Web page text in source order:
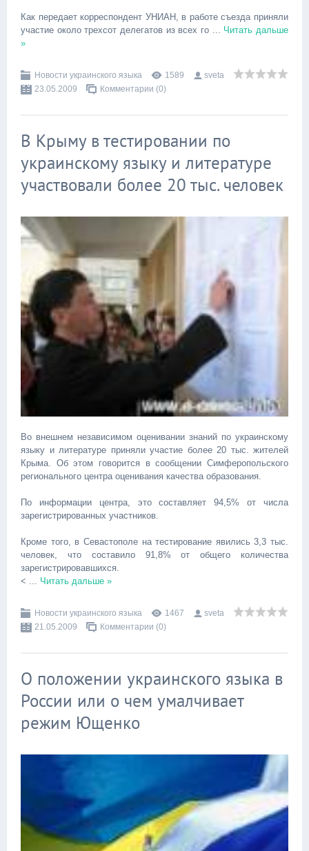
Как передает корреспондент УНИАН, в работе съезда приняли
участие около трехсот делегатов из всех го
Читать дальше
»
Новости украинского языка 1589
sveta
23.05.2009
Комментарии (0)
В Крыму в тестировании по
украинскому языку и литературе
участвовали более 20 тыс. человек
Во внешнем независимом оценивании знаний по украинскому
языку и литературе приняли участие более 20 тыс. жителей
Крыма. Об этом говорится в сообщении Симферопольского
регионального центра оценивания качества образования.
По информации центра, это составляет 94,5% от числа
зарегистрированных участников.
Кроме того, в Севастополе на тестирование явились 3,3 тыс.
человек, что составило 91,8% от общего количества
зарегистрировавшихся.
<
Читать дальше »
Новости украинского языка 1467
sveta
21.05.2009
Комментарии (0)
О положении украинского языка в
России или о чем умалчивает
режим Ющенко